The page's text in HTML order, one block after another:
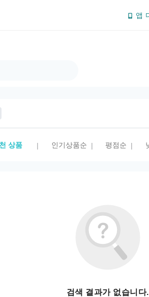
앱
상품 | 인기상품순 | 평점순 |
검색 결과가 없습니다.